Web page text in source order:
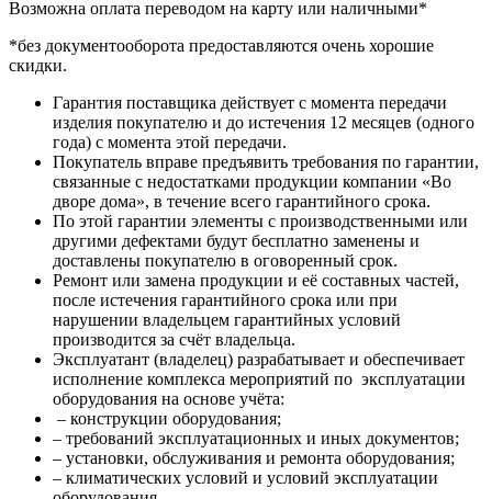
Возможна оплата переводом на карту или наличными*
*без документооборота предоставляются очень хорошие
скидки.
Гарантия поставщика действует с момента передачи
изделия покупателю и до истечения 12 месяцев (одного
года) с момента этой передачи.
Покупатель вправе предъявить требования по гарантии,
связанные с недостатками продукции компании «Во
дворе дома», в течение всего гарантийного срока.
По этой гарантии элементы с производственными или
другими дефектами будут бесплатно заменены и
доставлены покупателю в оговоренный срок.
Ремонт или замена продукции и её составных частей,
после истечения гарантийного срока или при
нарушении владельцем гарантийных условий
производится за счёт владельца.
Эксплуатант (владелец) разрабатывает и обеспечивает
исполнение комплекса мероприятий по эксплуатации
оборудования на основе учёта:
– конструкции оборудования;
– требований эксплуатационных и иных документов;
– установки, обслуживания и ремонта оборудования;
– климатических условий и условий эксплуатации